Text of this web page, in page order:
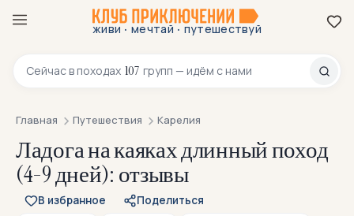
живи · мечтай · путешествуй
Сейчас в походах 107 групп — идём с нами
8 800 200-70-23
Главная Путешествия Карелия
Ладога на каяках длинный поход
(4-9 дней): отзывы
В избранное
Поделиться